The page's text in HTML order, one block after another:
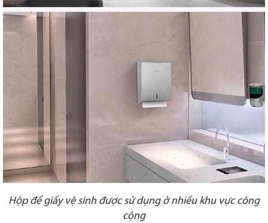
Hộp để giấy vệ sinh được sử dụng ở nhiều khu vực công
cộng